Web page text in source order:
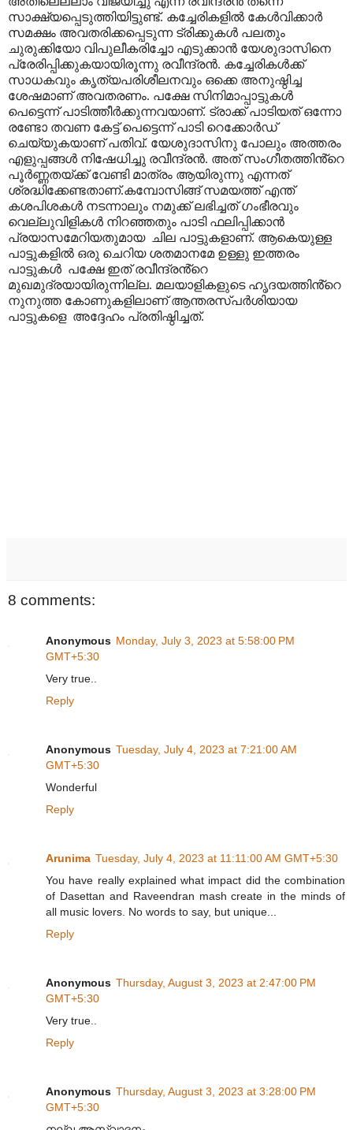
സാക്ഷ്യപ്പെടുത്തിയിട്ടുണ്ട്. കച്ചേരികളിൽ കേൾവിക്കാർ
സമക്ഷം അവതരിക്കപ്പെടുന്ന ട്രിക്കുകൾ പലതും
ചുരുക്കിയോ വിപുലീകരിച്ചോ എടുക്കാൻ യേശുദാസിനെ
പ്രേരിപ്പിക്കുകയായിരൂന്നു രവീന്ദ്രൻ. കച്ചേരികൾക്ക്
സാധകവും കൃത്യപരിശീലനവും ഒക്കെ അനുഷ്ഠിച്ച
ശേഷമാണ് അവതരണം. പക്ഷേ സിനിമാപ്പാട്ടുകൾ
പെട്ടെന്ന് പാടിത്തീർക്കുന്നവയാണ്. ട്രാക്ക് പാടിയത് ഒന്നോ
രണ്ടോ തവണ കേട്ട് പെട്ടെന്ന് പാടി റെക്കോർഡ്
ചെയ്യുകയാണ് പതിവ്. യേശുദാസിനു പോലും അത്തരം
എളുപ്പങ്ങൾ നിഷേധിച്ചു രവീന്ദ്രൻ. അത് സംഗീതത്തിൻ്റെ
പൂർണ്ണതയ്ക്ക് വേണ്ടി മാത്രം ആയിരുന്നു എന്നത്
ശ്രദ്ധിക്കേണ്ടതാണ്.കമ്പോസിങ്ങ് സമയത്ത് എന്ത്
കശപിശകൾ നടന്നാലും നമുക്ക് ലഭിച്ചത് ഗംഭീരവും
വെല്ലുവിളികൾ നിറഞ്ഞതും പാടി ഫലിപ്പിക്കാൻ
പ്രയാസമേറിയതുമായ ചില പാട്ടുകളാണ്. ആകെയുള്ള
പാട്ടുകളിൽ ഒരു ചെറിയ ശതമാനമേ ഉള്ളു ഇത്തരം
പാട്ടുകൾ പക്ഷേ ഇത് രവീന്ദ്രൻ്റെ
മുഖമുദ്രയായിരുന്നില്ല. മലയാളികളുടെ ഹൃദയത്തിൻ്റെ
നുനുത്ത കോണുകളിലാണ് ആന്തരസ്പർശിയായ
പാട്ടുകളെ അദ്ദേഹം പ്രതിഷ്ഠിച്ചത്.
8 comments:
Anonymous Monday, July 3, 2023 at 5:58:00 PM
GMT+5:30
Very true..
Reply
Anonymous Tuesday, July 4, 2023 at 7:21:00 AM
GMT+5:30
Wonderful
Reply
Arunima Tuesday, July 4, 2023 at 11:11:00 AM GMT+5:30
You have really explained what impact did the combination
of Dasettan and Raveendran mash create in the minds of
all music lovers. No words to say, but unique...
Reply
Anonymous Thursday, August 3, 2023 at 2:47:00 PM
GMT+5:30
Very true..
Reply
Anonymous Thursday, August 3, 2023 at 3:28:00 PM
GMT+5:30